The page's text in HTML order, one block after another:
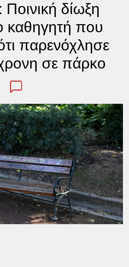
δίωξη
καθηγητή που
παρενόχλησε
σε πάρκο